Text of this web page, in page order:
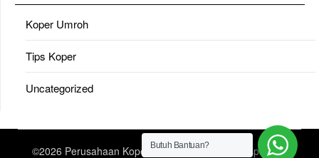
Koper Umroh
Tips Koper
Uncategorized
©2026 Perusahaan Koper Umroh| Design:
Newspaperly
Butuh Bantuan?